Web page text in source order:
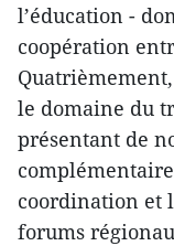
l’éducation -
coopération
le domaine du
présentant de
coordination et
forums